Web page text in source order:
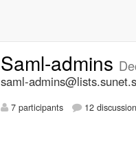
Saml-admins
saml-
7 participants 12